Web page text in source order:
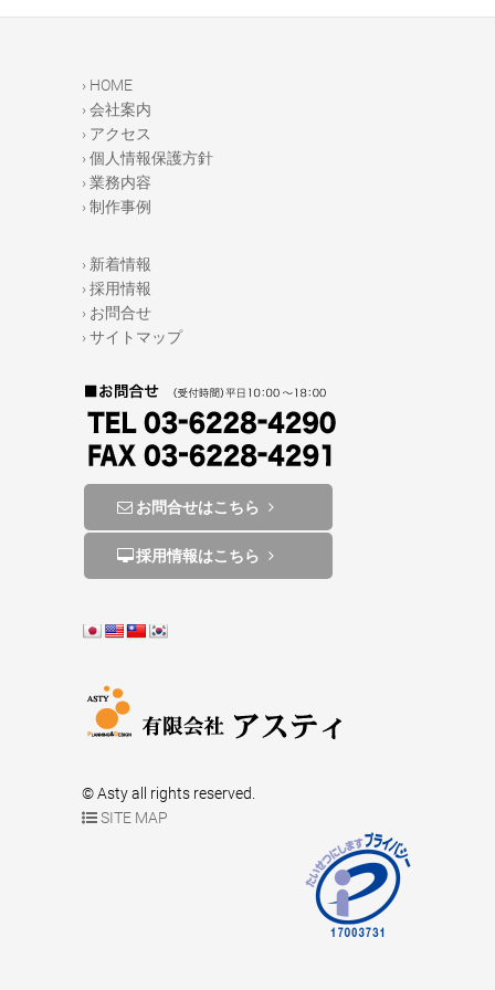
e
o
o
k
er
› HOME
› 会社案内
› アクセス
› 個人情報保護方針
› 業務内容
› 制作事例
› 新着情報
› 採用情報
› お問合せ
› サイトマップ
お問合せはこちら
採用情報はこちら
© Asty all rights reserved.
SITE MAP